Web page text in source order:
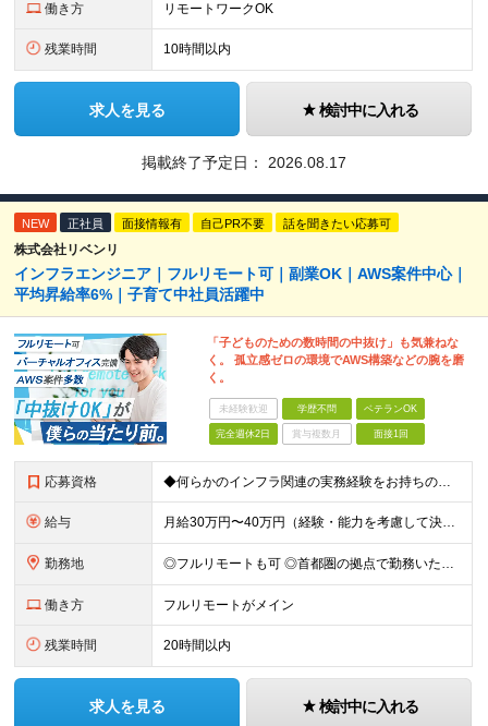
働き方 リモートワークOK
残業時間 10時間以内
求人を見る 検討中に入れる
掲載終了予定日： 2026.08.17
NEW 正社員 面接情報有 自己PR不要 話を聞きたい応募可
株式会社リベンリ
インフラエンジニア｜フルリモート可｜副業OK｜AWS案件中心｜
平均昇給率6%｜子育て中社員活躍中
「子どものための数時間の中抜け」も気兼ねな
く。 孤立感ゼロの環境でAWS構築などの腕を磨
く。
未経験歓迎 学歴不問 ベテランOK
完全週休2日 賞与複数月 面接1回
応募資格 ◆何らかのインフラ関連の実務経験をお持ちの方 ◆学歴不問 ＜特に歓迎する方＞ ◆Linuxサーバーの構築・運用経験（3年以上） ◆パブリッククラウド（AWS / Azure / GCPいずれか）を用
給与 月給30万円〜40万円（経験・能力を考慮して決定） ※固定残業代20時間分（4.0〜5.5万円）含む／超過分は全額支給 ※経験・スキルを考慮のうえ決定いたします ※6ヶ月の試用期間あり。期間中の待遇に
勤務地 ◎フルリモートも可 ◎首都圏の拠点で勤務いただくことを想定しております ■本社（湘南本社） 神奈川県藤沢市辻堂神台2-2-1 アイクロス湘南8階 └JR東海道線「辻堂駅」徒歩3分 ■東北支社 秋田
働き方 フルリモートがメイン
残業時間 20時間以内
求人を見る 検討中に入れる